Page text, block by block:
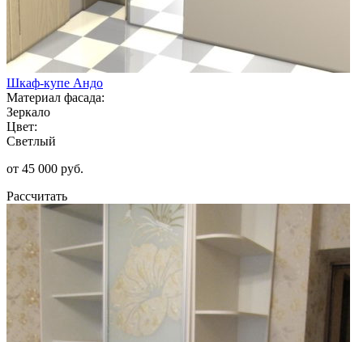
Шкаф-купе Андо
Материал фасада:
Зеркало
Цвет:
Светлый
от 45 000 руб.
Рассчитать